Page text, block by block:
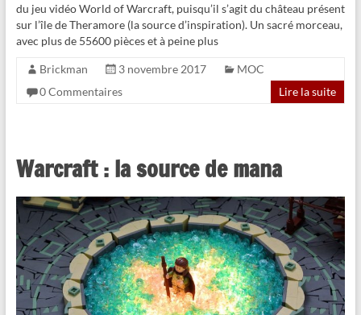
du jeu vidéo World of Warcraft, puisqu’il s’agit du château présent
sur l’île de Theramore (la source d’inspiration). Un sacré morceau,
avec plus de 55600 pièces et à peine plus
Brickman 3 novembre 2017
MOC
0 Commentaires
Lire la suite
Warcraft : la source de mana